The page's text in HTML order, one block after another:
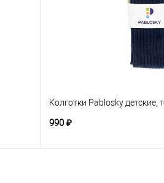
Колготки Pablosky детские,
990 ₽